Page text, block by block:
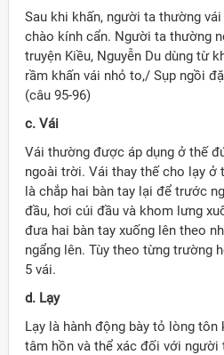
Sau khi khấn, người ta thường
chào kính cẩn. Người ta thường
truyện Kiều, Nguyễn Du dùng từ
rầm khấn vái nhỏ to,/ Sụp ngồi
(câu 95-96)
c. Vái
Vái thường được áp dụng ở thế
ngoài trời. Vái thay thế cho lạy ở
là chắp hai bàn tay lại để trước
đầu, hơi cúi đầu và khom lưng
đưa hai bàn tay xuống lên theo
ngẩng lên. Tùy theo từng trường
5 vái.
d. Lạy
Lạy là hành động bày tỏ lòng
tâm hồn và thể xác đối với người